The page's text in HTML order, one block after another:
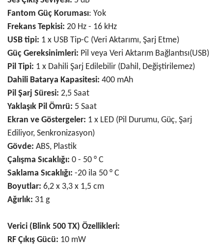
Fantom Güç Koruması: Yok
Frekans Tepkisi: 20 Hz - 16 kHz
USB tipi: 1 x USB Tip-C (Veri Aktarımı, Şarj Etme)
Güç Gereksinimleri: Pil veya Veri Aktarım Bağlantısı(USB)
Pil Tipi: 1 x Dahili Şarj Edilebilir (Dahil, Değiştirilemez)
Dahili Batarya Kapasitesi: 400 mAh
Pil Şarj Süresi: 2,5 Saat
Yaklaşık Pil Ömrü: 5 Saat
Ekran ve Göstergeler: 1 x LED (Pil Durumu, Güç, Şarj
Ediliyor, Senkronizasyon)
Gövde: ABS, Plastik
Çalışma Sıcaklığı: 0 - 50 ° C
Saklama Sıcaklığı: -20 ila 50 ° C
Boyutlar: 6,2 x 3,3 x 1,5 cm
Ağırlık: 31 g
Verici (Blink 500 TX) Özellikleri:
RF Çıkış Gücü: 10 mW